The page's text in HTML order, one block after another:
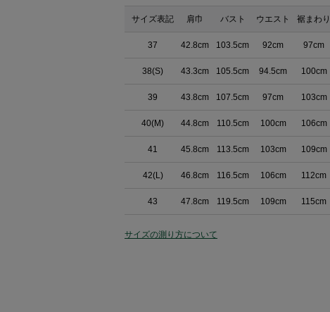
サイズ表記 肩巾 バスト ウエスト 裾まわり
37 42.8cm 103.5cm 92cm 97cm
38(S) 43.3cm 105.5cm 94.5cm 100cm
39 43.8cm 107.5cm 97cm 103cm
40(M) 44.8cm 110.5cm 100cm 106cm
41 45.8cm 113.5cm 103cm 109cm
42(L) 46.8cm 116.5cm 106cm 112cm
43 47.8cm 119.5cm 109cm 115cm
サイズの測り方について